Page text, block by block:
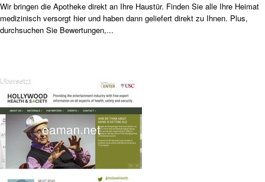
Wir bringen die Apotheke direkt an Ihre Haustür. Finden Sie alle Ihre Heimat
medizinisch versorgt hier und haben dann geliefert direkt zu Ihnen. Plus,
durchsuchen Sie Bewertungen,...